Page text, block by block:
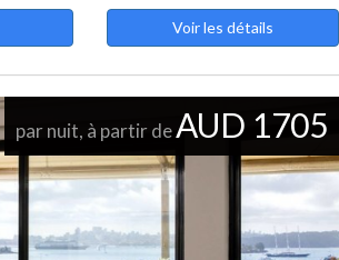
Voir les détails
par nuit, à partir deAUD 1705